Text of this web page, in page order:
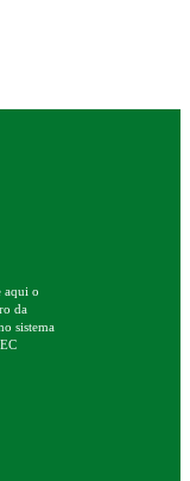
aqui o
da
sistema